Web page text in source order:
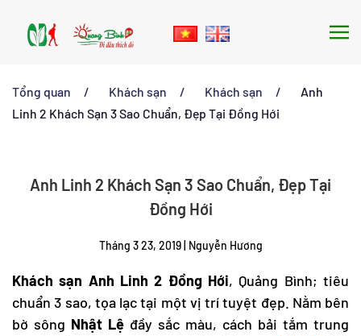
Skip to main content
Tổng quan Khách sạn Khách sạn
Anh
Linh 2 Khách Sạn 3 Sao Chuẩn, Đẹp Tại Đồng Hới
Anh Linh 2 Khách Sạn 3 Sao Chuẩn, Đẹp Tại
Đồng Hới
Tháng 3 23, 2019| Nguyễn Hương
Khách sạn Anh Linh 2 Đồng Hới, Quảng Bình; tiêu
chuẩn 3 sao, tọa lạc tại một vị trí tuyệt đẹp. Nằm bên
bờ sông Nhật Lệ đầy sắc màu, cách bải tắm trung